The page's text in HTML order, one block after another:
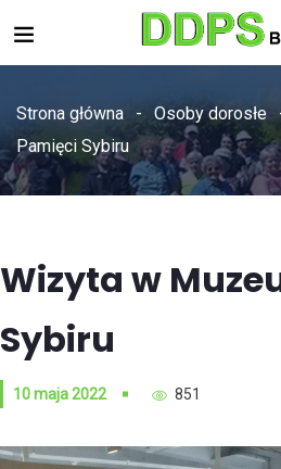
Strona główna Osoby dorosłe
Pamięci Sybiru
Wizyta w
Sybiru
10 maja 2022 851